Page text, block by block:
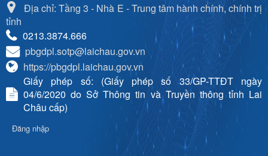
Địa chỉ: Tầng 3 - Nhà E - Trung tâm hành chính, chính trị
tỉnh
0213.3874.666
pbgdpl.sotp@laichau.gov.vn
https://pbgdpl.laichau.gov.vn
Giấy phép số: (Giấy phép số 33/GP-TTĐT ngày
04/6/2020 do Sở Thông tin và Truyền thông tỉnh Lai
Châu cấp)
Đăng nhập